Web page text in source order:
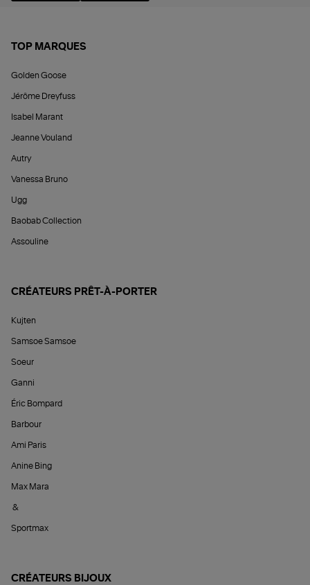
TOP MARQUES
Golden Goose
Jérôme Dreyfuss
Isabel Marant
Jeanne Vouland
Autry
Vanessa Bruno
Ugg
Baobab Collection
Assouline
CRÉATEURS PRÊT-À-PORTER
Kujten
Samsoe Samsoe
Soeur
Ganni
Éric Bompard
Barbour
Ami Paris
Anine Bing
Max Mara
&
Sportmax
CRÉATEURS BIJOUX